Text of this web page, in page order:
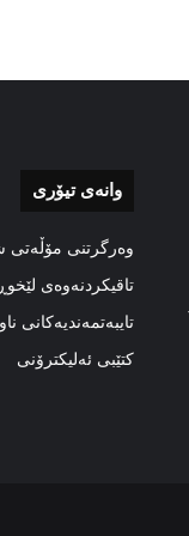
وانەی تیۆری
وەرگرتنی مۆڵەتی
تاقیکردنەوەی
تایبەتمەندیەکانی
کتێبی ئەلیکترۆنی